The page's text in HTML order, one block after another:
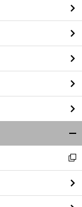
る
閉
る
新
し
い
ウ